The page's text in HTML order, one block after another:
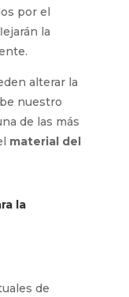
por el
la
alterar la
nuestro
de las más
material del
la
de